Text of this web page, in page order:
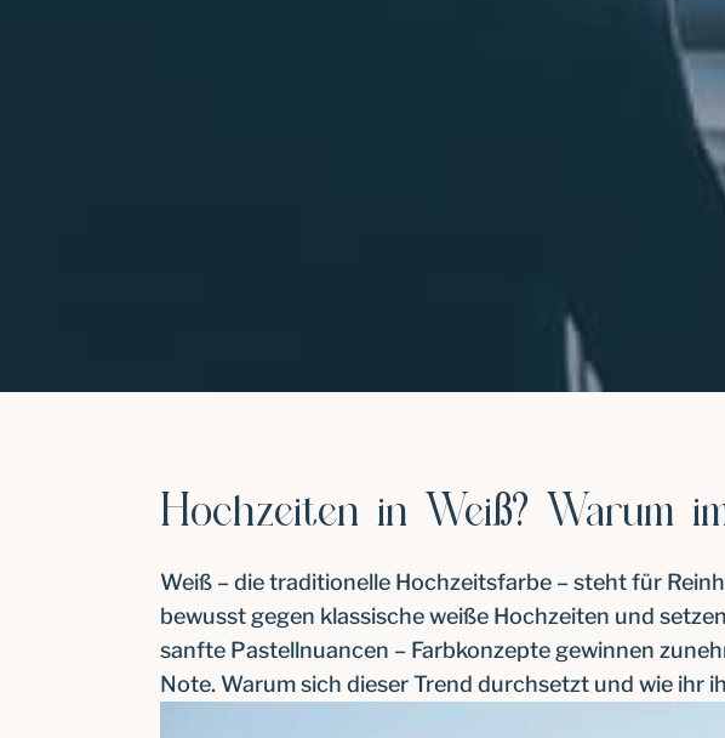
Hochzeiten in Weiß? Warum
Weiß – die traditionelle Hochzeitsfarbe – steht für
bewusst gegen klassische weiße Hochzeiten und
sanfte Pastellnuancen – Farbkonzepte gewinnen
Note. Warum sich dieser Trend durchsetzt und wie ihr